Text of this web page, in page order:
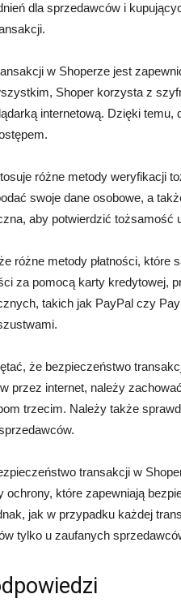
dla sprzedawców i
w Shoperze jest
Shoper korzysta z
internetową. Dzięki
różne metody weryfikacji
swoje dane osobowe, a
aby potwierdzić tożsamość
różne metody płatności,
za pomocą karty kredytowej,
takich jak PayPal czy
że bezpieczeństwo
przez internet, należy
trzecim. Należy także
transakcji w
ochrony, które zapewniają
jak w przypadku każdej
tylko u zaufanych